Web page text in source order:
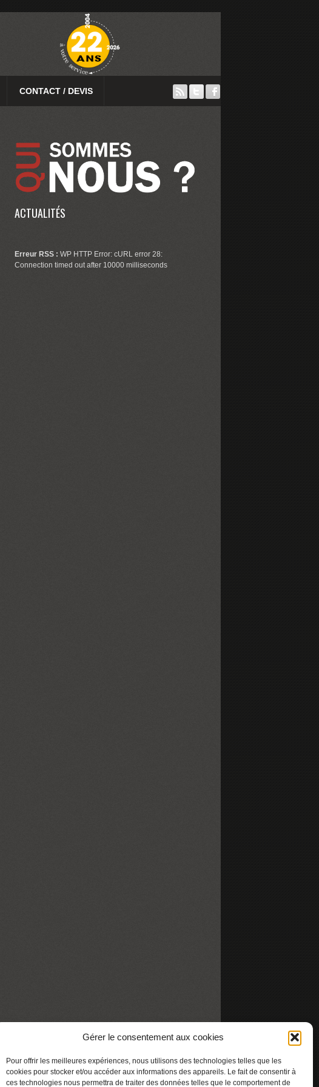
Gérer le consentement aux cookies
Pour offrir les meilleures expériences, nous utilisons des technologies telles que les
cookies pour stocker et/ou accéder aux informations des appareils. Le fait de consentir à
ces technologies nous permettra de traiter des données telles que le comportement de
CONTACT / DEVIS
ACTUALITÉS
Erreur RSS : WP HTTP Error: cURL error 28:
Connection timed out after 10000 milliseconds